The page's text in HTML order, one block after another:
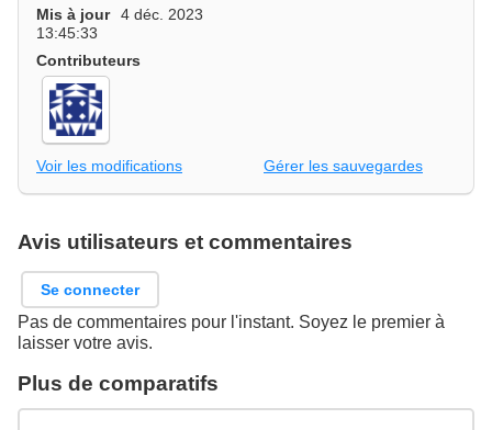
Mis à jour
4 déc. 2023
13:45:33
Contributeurs
Voir les modifications Gérer les sauvegardes
Avis utilisateurs et commentaires
Se connecter
Pas de commentaires pour l'instant. Soyez le premier à
laisser votre avis.
Plus de comparatifs